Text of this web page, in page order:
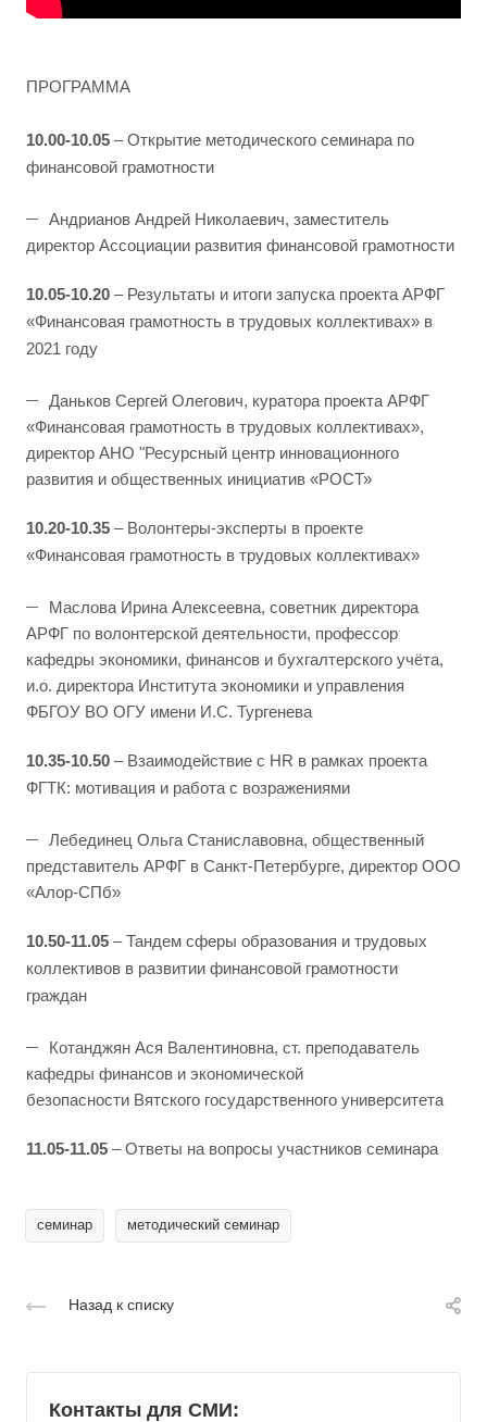
ПРОГРАММА
10.00-10.05 – Открытие методического семинара по
финансовой грамотности
Андрианов Андрей Николаевич, заместитель
директор Ассоциации развития финансовой грамотности
10.05-10.20 – Результаты и итоги запуска проекта АРФГ
«Финансовая грамотность в трудовых коллективах» в
2021 году
Даньков Сергей Олегович, куратора проекта АРФГ
«Финансовая грамотность в трудовых коллективах»,
директор АНО "Ресурсный центр инновационного
развития и общественных инициатив «РОСТ»
10.20-10.35 – Волонтеры-эксперты в проекте
«Финансовая грамотность в трудовых коллективах»
Маслова Ирина Алексеевна, советник директора
АРФГ по волонтерской деятельности, профессор
кафедры экономики, финансов и бухгалтерского учёта,
и.о. директора Института экономики и управления
ФБГОУ ВО ОГУ имени И.С. Тургенева
10.35-10.50 – Взаимодействие с HR в рамках проекта
ФГТК: мотивация и работа с возражениями
Лебединец Ольга Станиславовна, общественный
представитель АРФГ в Санкт-Петербурге, директор ООО
«Алор-СПб»
10.50-11.05 – Тандем сферы образования и трудовых
коллективов в развитии финансовой грамотности
граждан
Котанджян Ася Валентиновна, ст. преподаватель
кафедры финансов и экономической
безопасности Вятского государственного университета
11.05-11.05 – Ответы на вопросы участников семинара
семинар методический семинар
Назад к списку
Контакты для СМИ: